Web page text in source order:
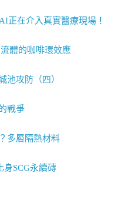
正在介入真實醫療現場！
體的咖啡環效應
池攻防（四）
戰爭
多層隔熱材料
身SCG永續磚